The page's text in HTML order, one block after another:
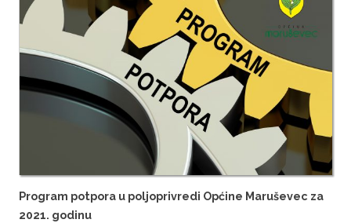
Program potpora u poljoprivredi Općine Maruševec za
2021. godinu